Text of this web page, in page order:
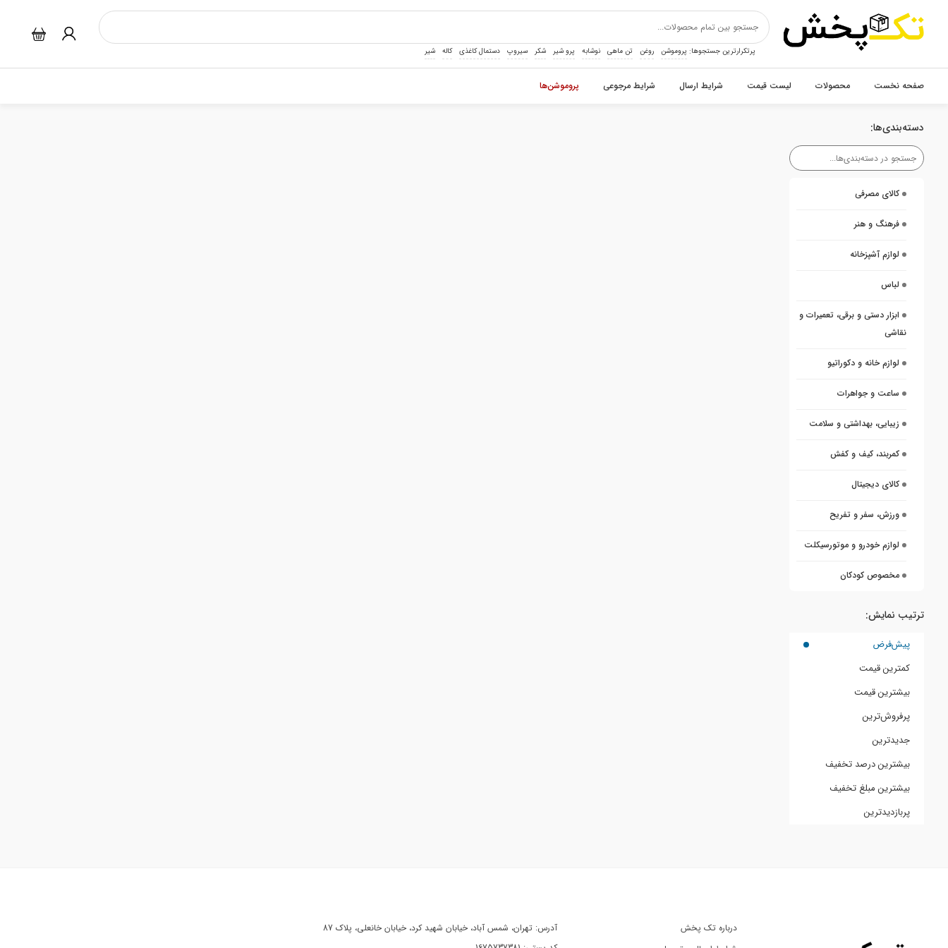
پرتکرارترین جستجوها: پروموشن روغن تن ماهی نوشابه پرو شیر شکر سیروپ دستمال کاغذی کاله شیر
صفحه نخست محصولات لیست قیمت شرایط ارسال شرایط مرجوعی پروموشن‌ها
دسته‌بندی‌ها:
کالای مصرفی
فرهنگ و هنر
لوازم آشپزخانه
لباس
ابزار دستی و برقی، تعمیرات و
نقاشی
لوازم خانه و دکوراتیو
ساعت و جواهرات
زیبایی، بهداشتی و سلامت
کمربند، کیف و کفش
کالای دیجیتال
ورزش، سفر و تفریح
لوازم خودرو و موتورسیکلت
مخصوص کودکان
ترتیب نمایش:
پیش‌فرض
کمترین قیمت
بیشترین قیمت
پرفروش‌ترین
جدیدترین
بیشترین درصد تخفیف
بیشترین مبلغ تخفیف
پربازدیدترین
درباره تک پخش
آدرس: تهران، شمس آباد، خیابان شهید کرد، خیابان خانعلی، پلاک 87